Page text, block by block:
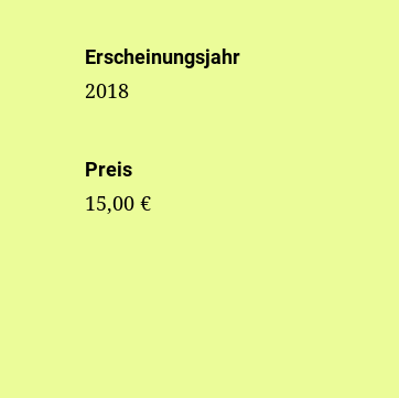
Erscheinungsjahr
2018
Preis
15,00 €